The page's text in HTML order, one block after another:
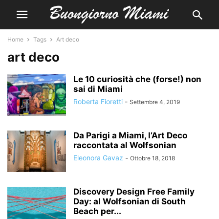
Home Tags Art deco
art deco
Le 10 curiosità che (forse!) non
sai di Miami
Roberta Fioretti - Settembre 4, 2019
Da Parigi a Miami, l’Art Deco
raccontata al Wolfsonian
Eleonora Gavaz - Ottobre 18, 2018
Discovery Design Free Family
Day: al Wolfsonian di South
Beach per...